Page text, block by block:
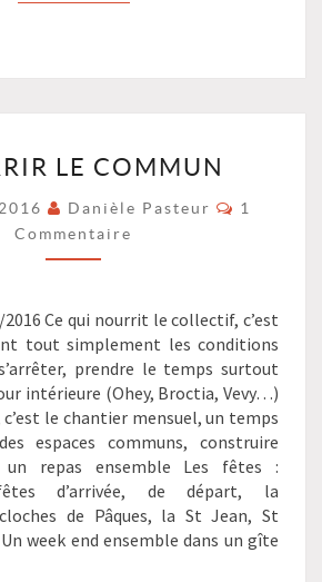
LE
?
>
LE COMMUN
Danièle Pasteur
1
Commentaire
Ce qui nourrit le collectif, c’est
tout simplement les conditions
prendre le temps surtout
intérieure (Ohey, Broctia, Vevy…)
le chantier mensuel, un temps
espaces communs, construire
un repas ensemble Les fêtes :
d’arrivée, de départ, la
de Pâques, la St Jean, St
week end ensemble dans un gîte